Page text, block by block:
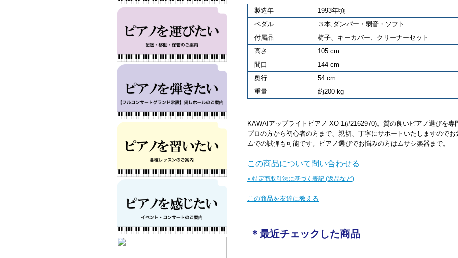
製造年
1993年頃
ペダル
３本,ダンパー・弱音・ソフト
付属品
椅子、キーカバー、クリーナーセット
高さ
105 cm
間口
144 cm
奥行
54 cm
重量
約200 kg
KAWAIアップライトピアノ XO-1(#2162970)。質の良いピアノ選びを専
プロの方から初心者の方まで、親切、丁寧にサポートいたしますので
ムでの試弾も可能です。ピアノ選びでお悩みの方はムサシ楽器まで。
この商品について問い合わせる
» 特定商取引法に基づく表記 (返品など)
この商品を友達に教える
＊最近チェックした商品